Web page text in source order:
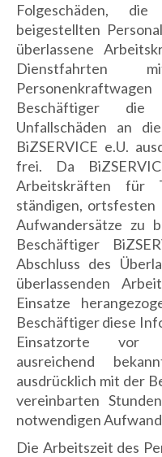
Folgeschäden,
beigestellten
überlassene
Dienstfahrten
Beschäftiger
Unfallschäden an
BiZSERVICE e.U.
frei. Da
Arbeitskräften für
ständigen, ortsfesten
Aufwandersätze zu
Beschäftiger
Abschluss des
überlassenden
Einsatze
Beschäftiger diese
Einsatzorte vor
ausreichend
ausdrücklich mit der
vereinbarten
notwendigen
Die Arbeitszeit des